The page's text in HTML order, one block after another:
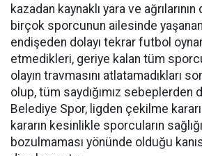
kazadan kaynaklı yara ve
birçok sporcunun ailesinde
endişeden dolayı tekrar futbol
etmedikleri, geriye kalan tüm
olayın travmasını atlatamadıkları
olup, tüm saydığımız sebeplerden
Belediye Spor, ligden çekilme kararı
kararın kesinlikle sporcuların
bozulmaması yönünde olduğu